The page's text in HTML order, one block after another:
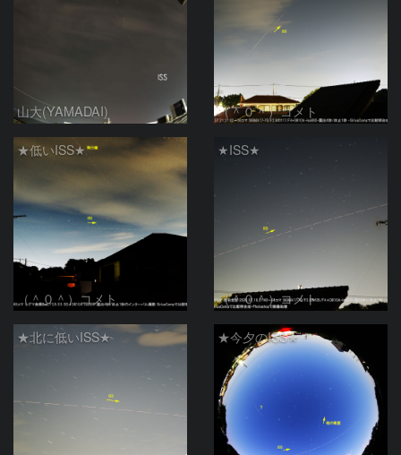
山大(YAMADAI) （＾０＾）コメト
★低いISS★
（＾０＾）コメト
★ISS★
（＾０＾）コメト
★北に低いISS★ ★今夕のISS★